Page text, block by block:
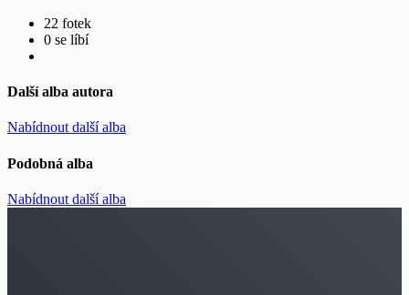
22 fotek
0 se líbí
Další alba autora
Nabídnout další alba
Podobná alba
Nabídnout další alba